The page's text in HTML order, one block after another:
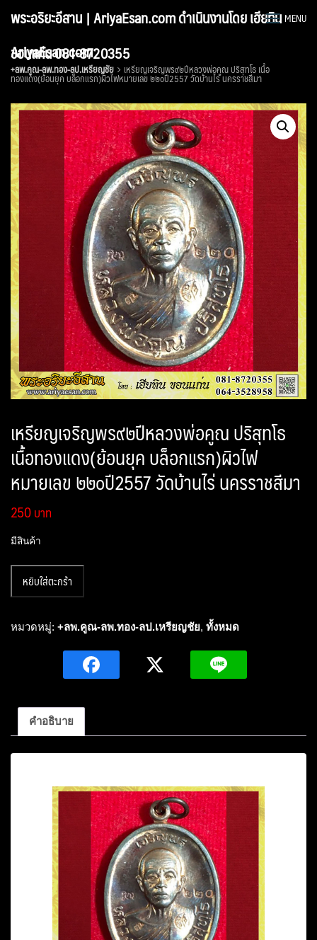
พระอริยะอีสาน | AriyaEsan.com ดำเนินงานโดย เฮียทิน
ขอนแก่น 081-8720355
MENU
AriyaEsan.com
+ลพ.คูณ-ลพ.ทอง-ลป.เหรียญชัย เหรียญเจริญพร๙๒ปีหลวงพ่อคูณ ปริสุทโธ เนื้อ
ทองแดง(ย้อนยุค บล็อกแรก)ผิวไฟหมายเลข ๒๒๐ปี2557 วัดบ้านไร่ นครราชสีมา
เหรียญเจริญพร๙๒ปีหลวงพ่อคูณ ปริสุทโธ
เนื้อทองแดง(ย้อนยุค บล็อกแรก)ผิวไฟ
หมายเลข ๒๒๐ปี2557 วัดบ้านไร่ นครราชสีมา
250
มีสินค้า
เหรียญ
หลวง
ทโธ
ยุค
หมายเลข
๒๒๐ปี2557
นครราชสีมา
หยิบใส่ตะกร้า
หมวดหมู่: +ลพ.คูณ-ลพ.ทอง-ลป.เหรียญชัย, ทั้งหมด
คำอธิบาย